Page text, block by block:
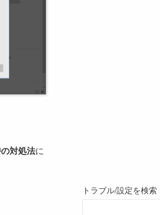
対処法に
トラブル/設定を検索